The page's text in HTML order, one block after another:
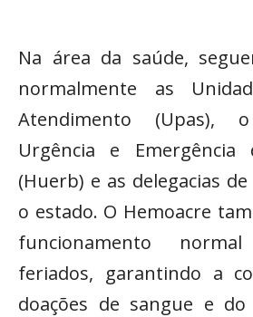
Na área da saúde,
normalmente as
Atendimento (Upas),
Urgência e Emergência
(Huerb) e as delegacias
o estado. O Hemoacre
funcionamento
feriados, garantindo a
doações de sangue e